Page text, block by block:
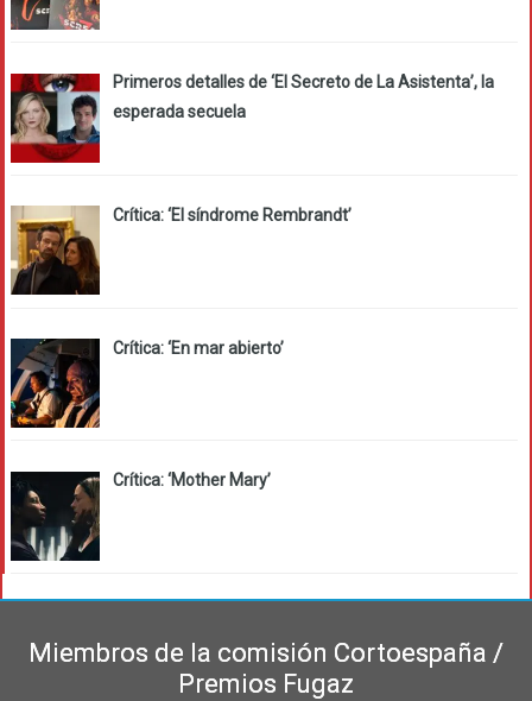
Primeros detalles de ‘El Secreto de La Asistenta’, la
esperada secuela
Crítica: ‘El síndrome Rembrandt’
Crítica: ‘En mar abierto’
Crítica: ‘Mother Mary’
Miembros de la comisión Cortoespaña /
Premios Fugaz